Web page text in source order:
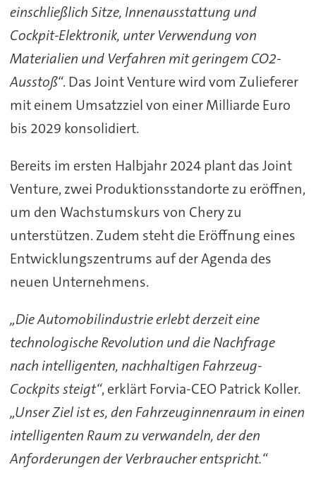
einschließlich Sitze, Innenausstattung und
Cockpit-Elektronik, unter Verwendung von
Materialien und Verfahren mit geringem CO2-
Ausstoß“. Das Joint Venture wird vom Zulieferer
mit einem Umsatzziel von einer Milliarde Euro
bis 2029 konsolidiert.
Bereits im ersten Halbjahr 2024 plant das Joint
Venture, zwei Produktionsstandorte zu eröffnen,
um den Wachstumskurs von Chery zu
unterstützen. Zudem steht die Eröffnung eines
Entwicklungszentrums auf der Agenda des
neuen Unternehmens.
„Die Automobilindustrie erlebt derzeit eine
technologische Revolution und die Nachfrage
nach intelligenten, nachhaltigen Fahrzeug-
Cockpits steigt“, erklärt Forvia-CEO Patrick Koller.
„Unser Ziel ist es, den Fahrzeuginnenraum in einen
intelligenten Raum zu verwandeln, der den
Anforderungen der Verbraucher entspricht.“